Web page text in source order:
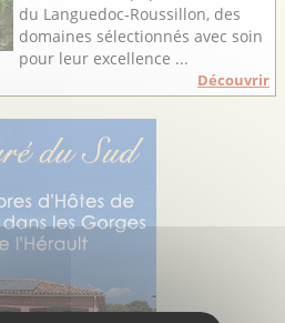
du Languedoc-Roussillon, des
domaines sélectionnés avec soin
pour leur excellence ...
Découvrir